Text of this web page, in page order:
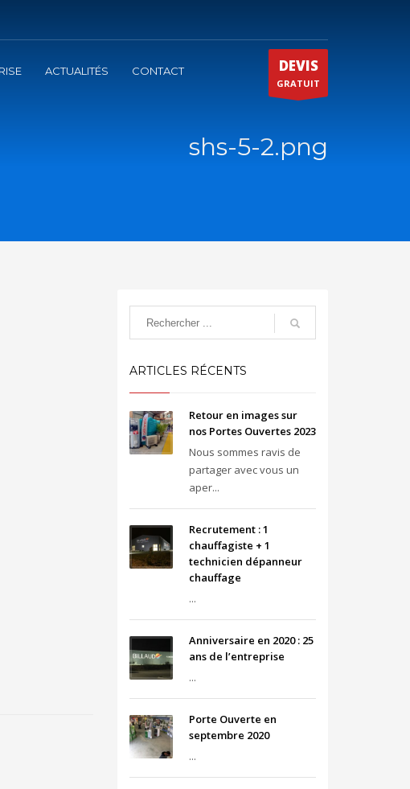
ACTUALITÉS CONTACT DEVIS
GRATUIT
shs-5-2.png
ARTICLES RÉCENTS
Retour en images sur
nos Portes Ouvertes 2023
Nous sommes ravis de
partager avec vous un
aper...
Recrutement : 1
chauffagiste + 1
technicien dépanneur
chauffage
...
Anniversaire en 2020 : 25
ans de l’entreprise
...
Porte Ouverte en
septembre 2020
...